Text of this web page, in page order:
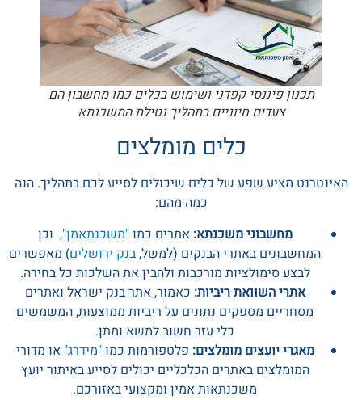
תכנון פיננסי קפדני ושימוש בכלים כמו מחשבון הם
צעדים חיוניים בתהליך נטילת המשכנתא
כלים מומלצים
האינטרנט מציע שפע של כלים שיכולים לסייע לכם בתהליך. הנה
כמה מהם:
מחשבוני משכנתא: אתרים כמו"משכנתאמן", וכן
המחשבונים באתרי הבנקים (למשל,בנק ירושלים) מאפשרים
לבצע סימולציות מורכבות ולהבין את השלכות כל בחירה.
אתרי השוואת ריביות: כאמור, אתר בנק ישראל ואתרים
מסחריים מספקים נתונים על ריביות ממוצעות, המשמשים
כלי עזר חשוב למשא ומתן.
מאגרי יועצים מומלצים: פלטפורמות כמו"מידרג" או מדורי
המומלצים באתרים הכלכליים יכולים לסייע באיתור יועץ
משכנתאות אמין ומקצועי באזורכם.